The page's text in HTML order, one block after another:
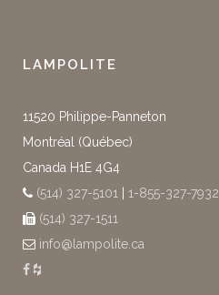
LAMPOLITE
11520 Philippe-Panneton
Montréal (Québec)
Canada H1E 4G4
(514) 327-5101
1-855-327-7932
(514) 327-1511
info@lampolite.ca